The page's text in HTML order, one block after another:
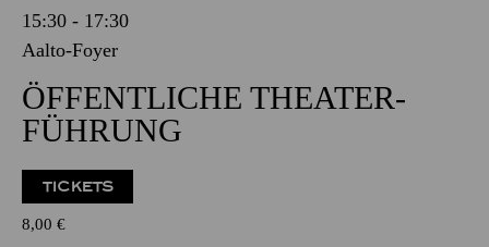
15:30 - 17:30
Aalto-Foyer
ÖFFENTLICHE THEATER­
FÜHRUNG
TICKETS
8,00 €